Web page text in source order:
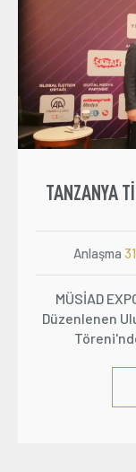
TANZANYA
Anlaşma
MÜSİAD
Düzenlenen